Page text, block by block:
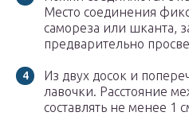
Место соединения
самореза или шканта,
предварительно
Из двух досок и
лавочки. Расстояние
составлять не менее 1